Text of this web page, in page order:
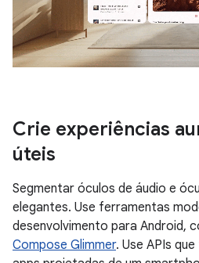
Crie experiências
úteis
Segmentar óculos de áudio e
elegantes. Use ferramentas
desenvolvimento para Android,
Compose Glimmer. Use APIs